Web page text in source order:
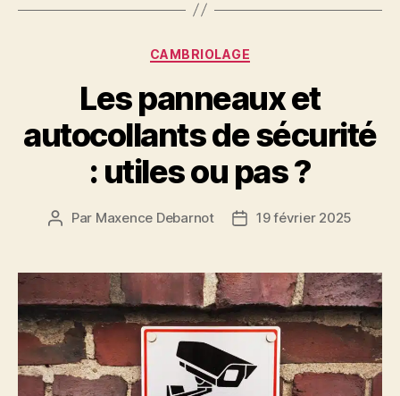
Catégories
CAMBRIOLAGE
Les panneaux et
autocollants de sécurité
: utiles ou pas ?
Auteur
Par Maxence Debarnot
Date19 février 2025